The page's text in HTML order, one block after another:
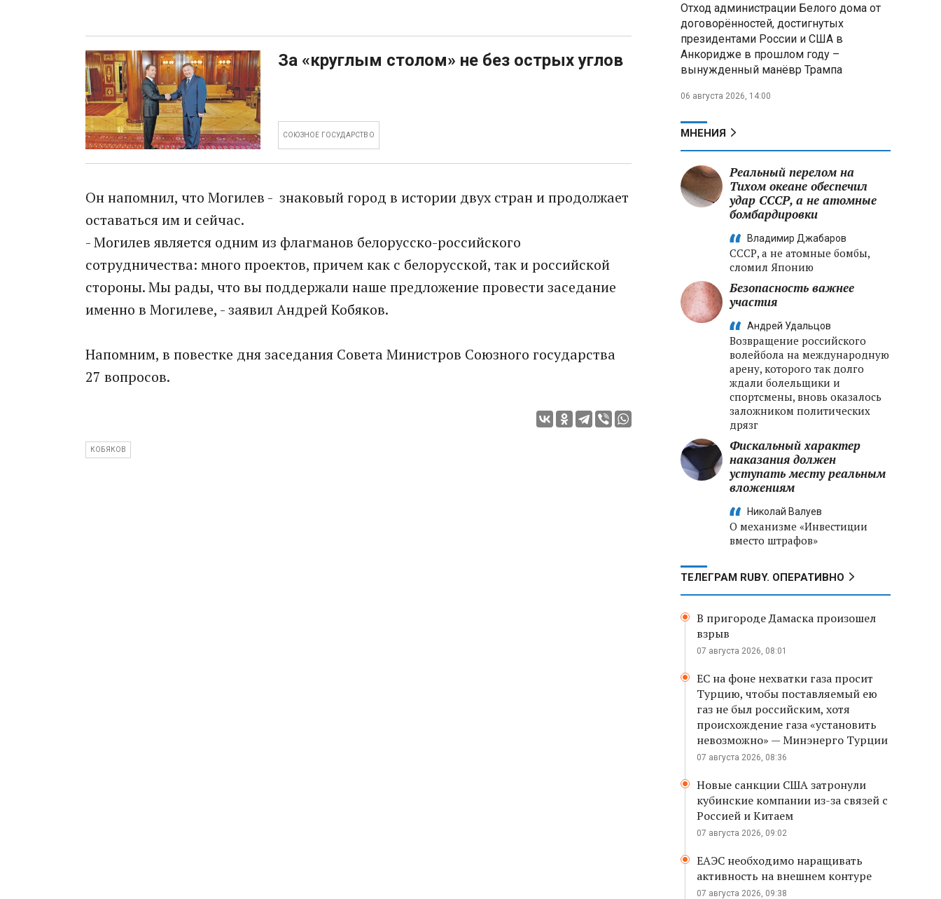
За «круглым столом» не без острых углов
СОЮЗНОЕ ГОСУДАРСТВО
Он напомнил, что Могилев - знаковый город в истории двух стран и продолжает
оставаться им и сейчас.
- Могилев является одним из флагманов белорусско-российского
сотрудничества: много проектов, причем как с белорусской, так и российской
стороны. Мы рады, что вы поддержали наше предложение провести заседание
именно в Могилеве, - заявил Андрей Кобяков.
Напомним, в повестке дня заседания Совета Министров Союзного государства
27 вопросов.
КОБЯКОВ
Отход администрации Белого дома от
договорённостей, достигнутых
президентами России и США в
Анкоридже в прошлом году –
вынужденный манёвр Трампа
06 августа 2026, 14:00
МНЕНИЯ
Реальный перелом на
Тихом океане обеспечил
удар СССР, а не атомные
бомбардировки
Владимир Джабаров
СССР, а не атомные бомбы,
сломил Японию
Безопасность важнее
участия
Андрей Удальцов
Возвращение российского
волейбола на международную
арену, которого так долго
ждали болельщики и
спортсмены, вновь оказалось
заложником политических
дрязг
Фискальный характер
наказания должен
уступать месту реальным
вложениям
Николай Валуев
О механизме «Инвестиции
вместо штрафов»
ТЕЛЕГРАМ RUBY. ОПЕРАТИВНО
В пригороде Дамаска произошел
взрыв
07 августа 2026, 08:01
ЕС на фоне нехватки газа просит
Турцию, чтобы поставляемый ею
газ не был российским, хотя
происхождение газа «установить
невозможно» — Минэнерго Турции
07 августа 2026, 08:36
Новые санкции США затронули
кубинские компании из-за связей с
Россией и Китаем
07 августа 2026, 09:02
ЕАЭС необходимо наращивать
активность на внешнем контуре
07 августа 2026, 09:38